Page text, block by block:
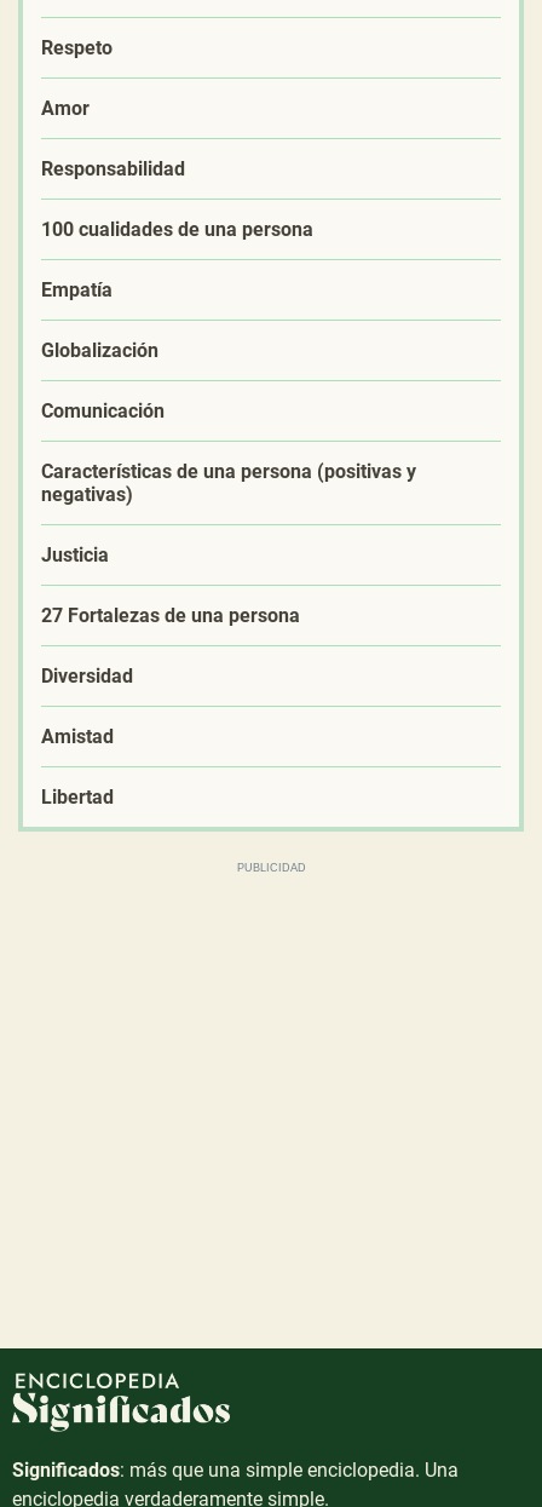
Respeto
Amor
Responsabilidad
100 cualidades de una persona
Empatía
Globalización
Comunicación
Características de una persona (positivas y
negativas)
Justicia
27 Fortalezas de una persona
Diversidad
Amistad
Libertad
Significados: más que una simple enciclopedia. Una
enciclopedia verdaderamente simple.